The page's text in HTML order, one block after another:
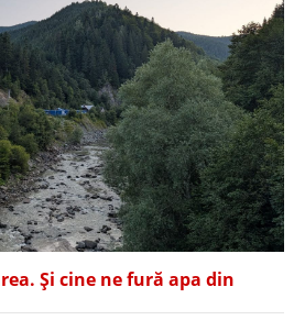
Și cine ne fură apa din